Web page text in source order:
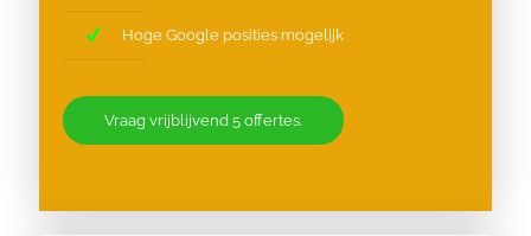
Hoge Google posities mogelijk
Vraag vrijblijvend 5 offertes.